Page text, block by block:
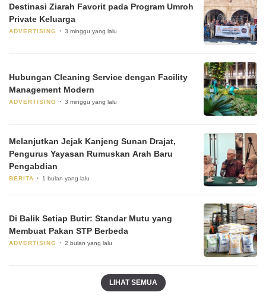
Destinasi Ziarah Favorit pada Program Umroh
Private Keluarga
ADVERTISING 3 minggu yang lalu
Hubungan Cleaning Service dengan Facility
Management Modern
ADVERTISING 3 minggu yang lalu
Melanjutkan Jejak Kanjeng Sunan Drajat,
Pengurus Yayasan Rumuskan Arah Baru
Pengabdian
BERITA 1 bulan yang lalu
Di Balik Setiap Butir: Standar Mutu yang
Membuat Pakan STP Berbeda
ADVERTISING 2 bulan yang lalu
LIHAT SEMUA